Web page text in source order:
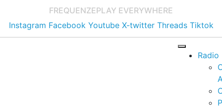
FREQUENZEPLAY EVERYWHERE
Instagram Facebook Youtube X-twitter Threads Tiktok
Radio